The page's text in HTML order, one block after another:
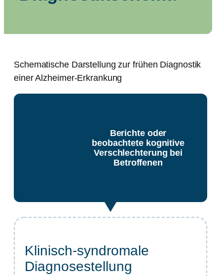
Schematische Darstellung zur frühen Diagnostik
einer Alzheimer-Erkrankung
Berichte oder
beobachtete kognitive
Verschlechterung bei
Betroffenen
Klinisch-syndromale
Diagnosestellung